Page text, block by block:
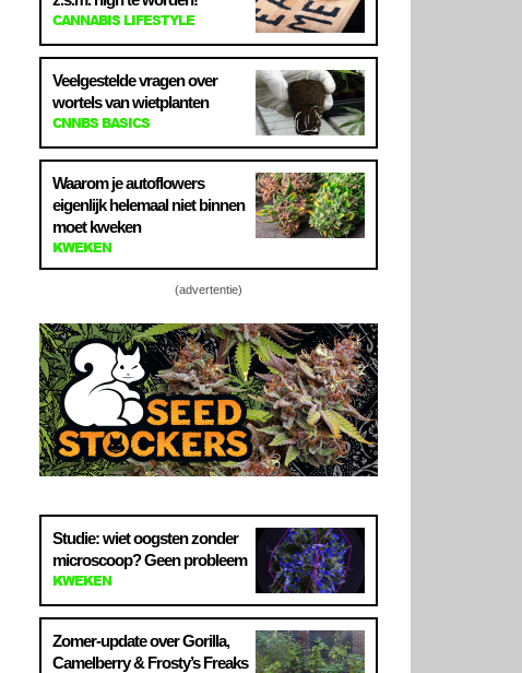
CANNABIS LIFESTYLE
Veelgestelde vragen over
wortels van wietplanten
CNNBS BASICS
Waarom je autoflowers
eigenlijk helemaal niet binnen
moet kweken
KWEKEN
(advertentie)
Studie: wiet oogsten zonder
microscoop? Geen probleem
KWEKEN
Zomer-update over Gorilla,
Camelberry & Frosty’s Freaks